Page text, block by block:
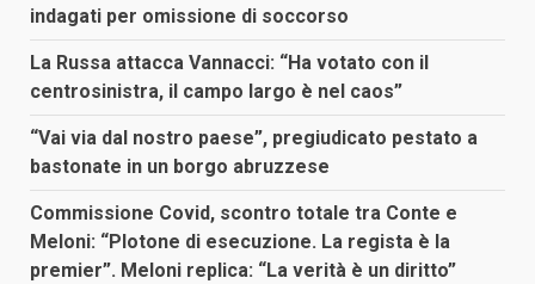
indagati per omissione di soccorso
La Russa attacca Vannacci: “Ha votato con il
centrosinistra, il campo largo è nel caos”
“Vai via dal nostro paese”, pregiudicato pestato a
bastonate in un borgo abruzzese
Commissione Covid, scontro totale tra Conte e
Meloni: “Plotone di esecuzione. La regista è la
premier”. Meloni replica: “La verità è un diritto”